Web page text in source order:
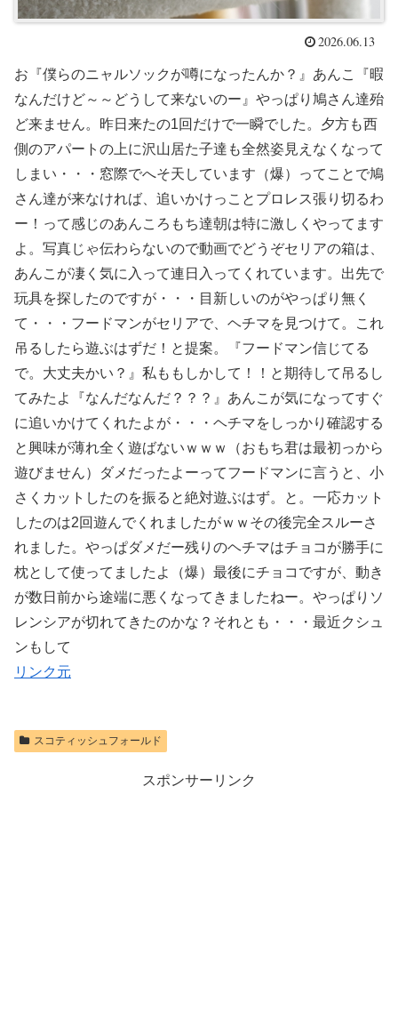
2026.06.13
お『僕らのニャルソックが噂になったんか？』あんこ『暇
なんだけど～～どうして来ないのー』やっぱり鳩さん達殆
ど来ません。昨日来たの1回だけで一瞬でした。夕方も西
側のアパートの上に沢山居た子達も全然姿見えなくなって
しまい・・・窓際でへそ天しています（爆）ってことで鳩
さん達が来なければ、追いかけっことプロレス張り切るわ
ー！って感じのあんころもち達朝は特に激しくやってます
よ。写真じゃ伝わらないので動画でどうぞセリアの箱は、
あんこが凄く気に入って連日入ってくれています。出先で
玩具を探したのですが・・・目新しいのがやっぱり無く
て・・・フードマンがセリアで、ヘチマを見つけて。これ
吊るしたら遊ぶはずだ！と提案。『フードマン信じてる
で。大丈夫かい？』私ももしかして！！と期待して吊るし
てみたよ『なんだなんだ？？？』あんこが気になってすぐ
に追いかけてくれたよが・・・ヘチマをしっかり確認する
と興味が薄れ全く遊ばないｗｗｗ（おもち君は最初っから
遊びません）ダメだったよーってフードマンに言うと、小
さくカットしたのを振ると絶対遊ぶはず。と。一応カット
したのは2回遊んでくれましたがｗｗその後完全スルーさ
れました。やっぱダメだー残りのヘチマはチョコが勝手に
枕として使ってましたよ（爆）最後にチョコですが、動き
が数日前から途端に悪くなってきましたねー。やっぱりソ
レンシアが切れてきたのかな？それとも・・・最近クシュ
ンもして
リンク元
スコティッシュフォールド
スポンサーリンク